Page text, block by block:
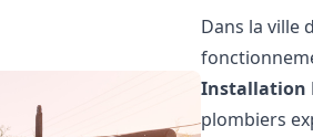
Dans la ville
Installation
plombiers